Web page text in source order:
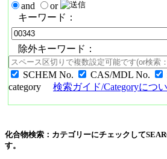
and
or
キーワード：
除外キーワード：
SCHEM No. CAS/MDL No.
category
検索ガイド/Categoryにつ
化合物検索：カテゴリーにチェックして
す。